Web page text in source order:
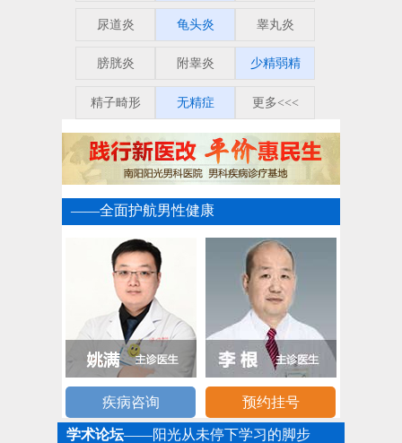
尿道炎 龟头炎 睾丸炎
膀胱炎 附睾炎 少精弱精
精子畸形 无精症 更多<<<
——全面护航男性健康
疾病咨询 预约挂号
学术论坛——阳光从未停下学习的脚步